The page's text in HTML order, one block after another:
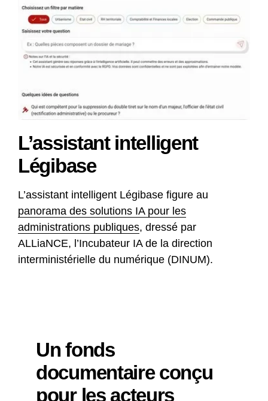
L’assistant intelligent
Légibase
L’assistant intelligent Légibase figure au
panorama des solutions IA pour les
administrations publiques, dressé par
ALLiaNCE, l’Incubateur IA de la direction
interministérielle du numérique (DINUM).
Un fonds
documentaire conçu
pour les acteurs